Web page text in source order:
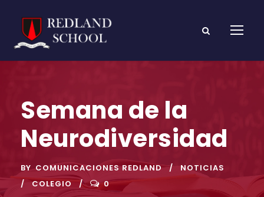
Semana de la
Neurodiversidad
BY COMUNICACIONES REDLAND
NOTICIAS
COLEGIO
0